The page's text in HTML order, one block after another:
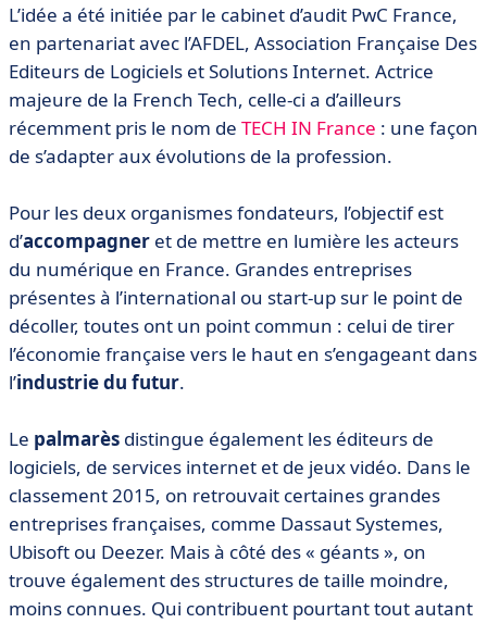
L’idée a été initiée par le cabinet d’audit PwC France,
en partenariat avec l’AFDEL, Association Française Des
Editeurs de Logiciels et Solutions Internet. Actrice
majeure de la French Tech, celle-ci a d’ailleurs
récemment pris le nom de TECH IN France : une façon
de s’adapter aux évolutions de la profession.
Pour les deux organismes fondateurs, l’objectif est
d’accompagner et de mettre en lumière les acteurs
du numérique en France. Grandes entreprises
présentes à l’international ou start-up sur le point de
décoller, toutes ont un point commun : celui de tirer
l’économie française vers le haut en s’engageant dans
l’industrie du futur.
Le palmarès distingue également les éditeurs de
logiciels, de services internet et de jeux vidéo. Dans le
classement 2015, on retrouvait certaines grandes
entreprises françaises, comme Dassaut Systemes,
Ubisoft ou Deezer. Mais à côté des « géants », on
trouve également des structures de taille moindre,
moins connues. Qui contribuent pourtant tout autant